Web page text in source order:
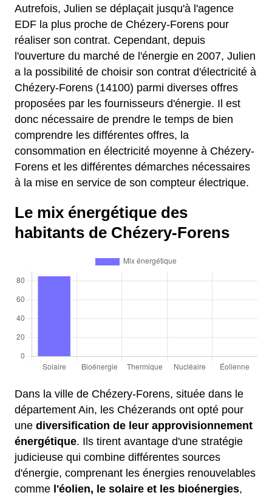
Autrefois, Julien se déplaçait jusqu'à l'agence
EDF la plus proche de Chézery-Forens pour
réaliser son contrat. Cependant, depuis
l'ouverture du marché de l'énergie en 2007, Julien
a la possibilité de choisir son contrat d'électricité à
Chézery-Forens (14100) parmi diverses offres
proposées par les fournisseurs d'énergie. Il est
donc nécessaire de prendre le temps de bien
comprendre les différentes offres, la
consommation en électricité moyenne à Chézery-
Forens et les différentes démarches nécessaires
à la mise en service de son compteur électrique.
Le mix énergétique des
habitants de Chézery-Forens
Dans la ville de Chézery-Forens, située dans le
département Ain, les Chézerands ont opté pour
une diversification de leur approvisionnement
énergétique. Ils tirent avantage d'une stratégie
judicieuse qui combine différentes sources
d'énergie, comprenant les énergies renouvelables
comme l'éolien, le solaire et les bioénergies,